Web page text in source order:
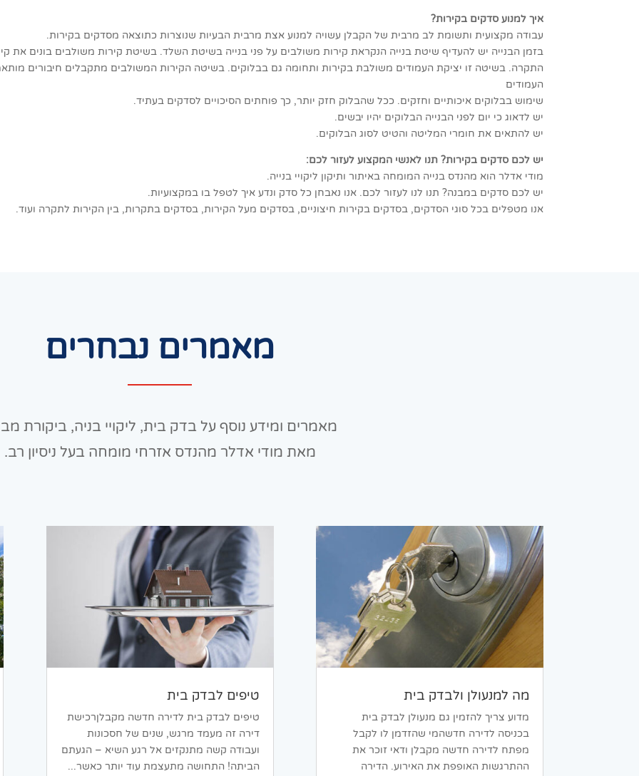
איך למנוע סדקים בקירות?
עבודה מקצועית ותשומת לב מרבית של הקבלן עשויה למנוע אצת מרבית הבעיות שנוצרות כתוצאה מסדקים בקירות.
בזמן הבנייה יש להעדיף שיטת בנייה הנקראת קירות משולבים על פני בנייה בשיטת השלד. בשיטת קירות משולבים בונים את
התקרה. בשיטה זו יציקת העמודים משולבת בקירות ותחומה גם בבלוקים. בשיטה הקירות המשולבים מתקבלים חיבורים
העמודים
שימוש בבלוקים איכותיים וחזקים. ככל שהבלוק חזק יותר, כך פוחתים הסיכויים לסדקים בעתיד.
יש לדאוג כי יום לפני הבנייה הבלוקים יהיו יבשים.
יש להתאים את חומרי המליטה והטיט לסוג הבלוקים.
יש לכם סדקים בקירות? תנו לאנשי המקצוע לעזור לכם:
מודי אדלר הוא מהנדס בנייה המומחה באיתור ותיקון ליקויי בנייה.
יש לכם סדקים במבנה? תנו לנו לעזור לכם. אנו נאבחן כל סדק ונדע איך לטפל בו במקצועיות.
אנו מטפלים בכל סוגי הסדקים, בסדקים בקירות חיצוניים, בסדקים מעל הקירות, בסדקים בתקרות, בין הקירות לתקרה ועוד.
מאמרים נבחרים
מאמרים ומידע נוסף על בדק בית, ליקויי בניה, ביקורת
מאת מודי אדלר מהנדס אזרחי מומחה בעל ניסיון רב.
מה למנעולן ולבדק בית
מדוע צריך להזמין גם מנעולן לבדק בית
בכניסה לדירה חדשהמי שהזדמן לו לקבל
מפתח לדירה חדשה מקבלן ודאי זוכר את
ההתרגשות האופפת את האירוע. הדירה
טיפים לבדק בית
טיפים לבדק בית לדירה חדשה מקבלןרכישת
דירה זה מעמד מרגש, שנים של חסכונות
ועבודה קשה מתנקזים אל רגע השיא – הגעתם
הביתה! התחושה מתעצמת עוד יותר כאשר...